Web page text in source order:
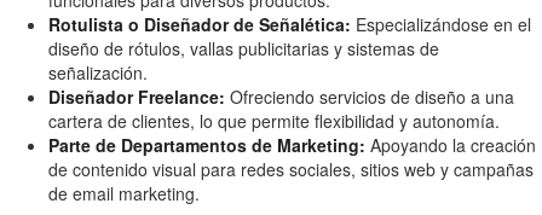
Rotulista o Diseñador de Señalética: Especializándose en el
diseño de rótulos, vallas publicitarias y sistemas de
señalización.
Diseñador Freelance: Ofreciendo servicios de diseño a una
cartera de clientes, lo que permite flexibilidad y autonomía.
Parte de Departamentos de Marketing: Apoyando la creación
de contenido visual para redes sociales, sitios web y campañas
de email marketing.